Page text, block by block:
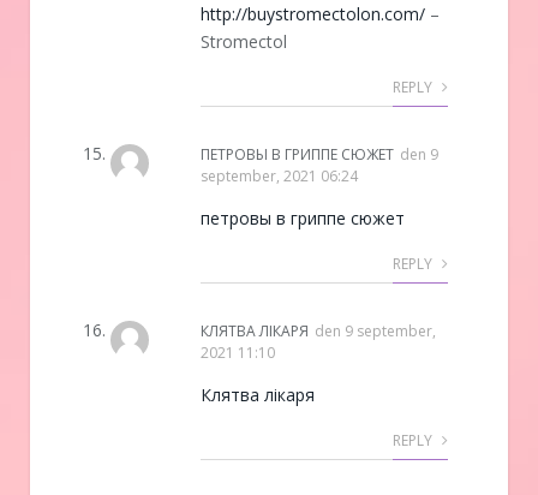
http://buystromectolon.com/ –
Stromectol
REPLY
ПЕТРОВЫ В ГРИППЕ СЮЖЕТ den 9
september, 2021 06:24
петровы в гриппе сюжет
REPLY
КЛЯТВА ЛIКАРЯ den 9 september,
2021 11:10
Клятва лiкаря
REPLY